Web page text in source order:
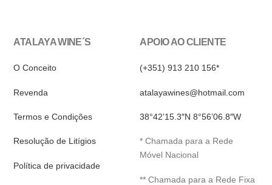
ATALAYA WINE´S
O Conceito
Revenda
Termos e Condições
Resolução de Litígios
Política de privacidade
APOIO AO CLIENTE
(+351) 913 210 156*
atalayawines@hotmail.com
38°42’15.3″N 8°56’06.8″W
* Chamada para a Rede
Móvel Nacional
** Chamada para a Rede Fixa